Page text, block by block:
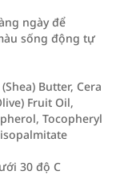
ngày để
sống động tự
Butter, Cera
Fruit Oil,
Tocopheryl
30 độ C